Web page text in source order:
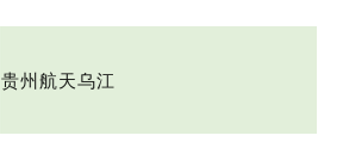
贵州航天乌江